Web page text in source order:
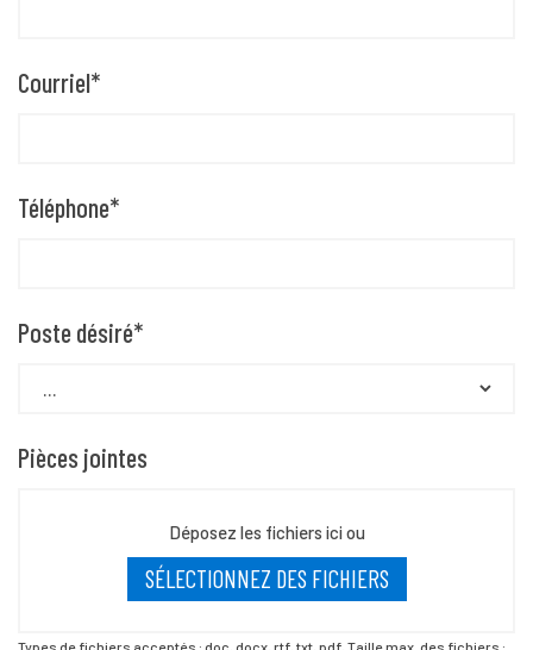
Courriel*
Téléphone*
Poste désiré*
Pièces jointes
Déposez les fichiers ici ou
SÉLECTIONNEZ DES FICHIERS
Types de fichiers acceptés : doc, docx, rtf, txt, pdf, Taille max. des fichiers :